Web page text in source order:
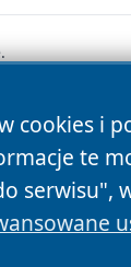
cookies i
te
serwisu",